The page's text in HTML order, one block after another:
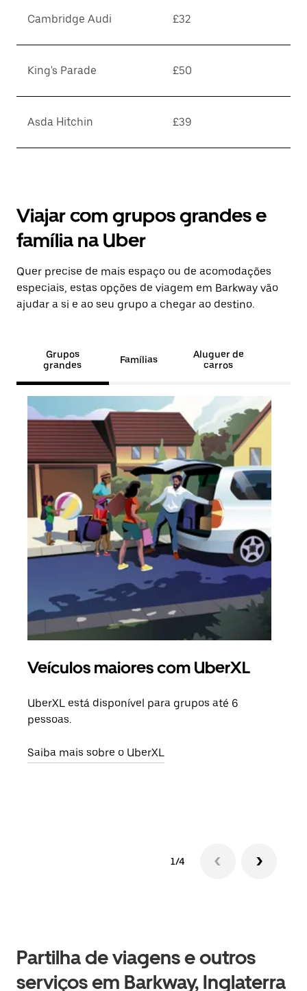
Cambridge Audi £32
King's Parade £50
Asda Hitchin £39
Viajar com grupos grandes e
família na Uber
Quer precise de mais espaço ou de acomodações
especiais, estas opções de viagem em Barkway vão
ajudar a si e ao seu grupo a chegar ao destino.
Grupos
grandes
Famílias
Aluguer de
carros
Veículos maiores com UberXL
UberXL está disponível para grupos até 6
pessoas.
Saiba mais sobre o UberXL
1/4
Partilha de viagens e outros
serviços em Barkway, Inglaterra